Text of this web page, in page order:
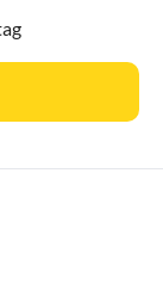
( 1,-€=20